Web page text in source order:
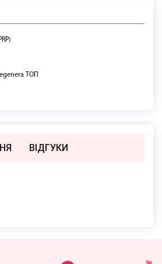
ТОП
ВIДГУКИ